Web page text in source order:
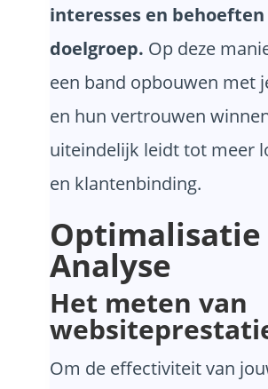
interesses en behoeften
doelgroep. Op deze
een band opbouwen met
en hun vertrouwen
uiteindelijk leidt tot meer
en klantenbinding.
Optimalisatie
Analyse
Het meten van
Om de effectiviteit van